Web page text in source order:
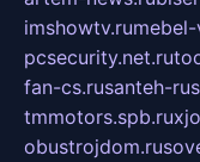
imshowtv.ru
pcsecurity.net.ru
fan-cs.rusanteh-
tmmotors.spb.ru
obustrojdom.ru